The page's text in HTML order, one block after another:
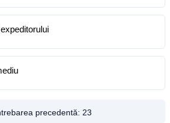
precedentă: 23